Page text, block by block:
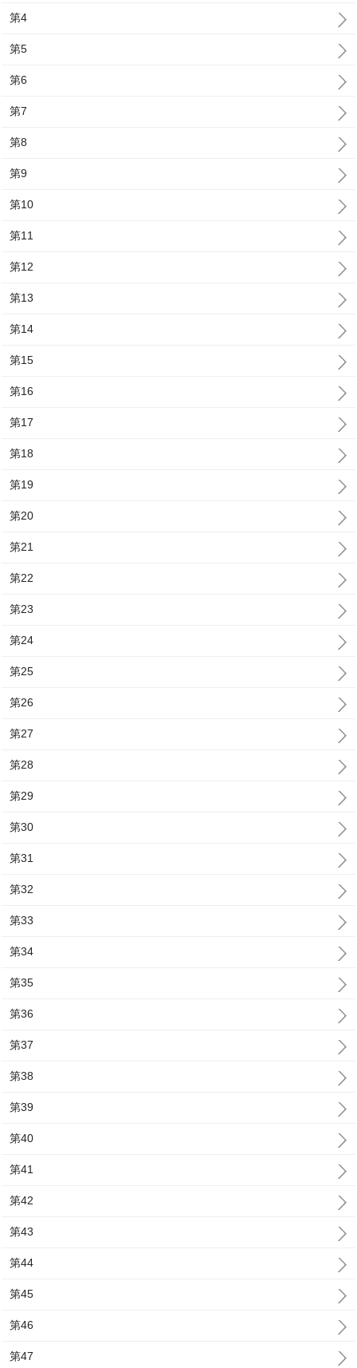
第4
第5
第6
第7
第8
第9
第10
第11
第12
第13
第14
第15
第16
第17
第18
第19
第20
第21
第22
第23
第24
第25
第26
第27
第28
第29
第30
第31
第32
第33
第34
第35
第36
第37
第38
第39
第40
第41
第42
第43
第44
第45
第46
第47